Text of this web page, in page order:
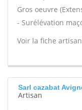
Gros oeuvre
- Surélévation
Voir la fiche
Sarl cazabat
Artisan